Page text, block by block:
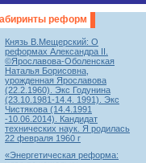
реформ
Князь В.Мещерский: О
реформах Александра II.
©Ярославова-Оболенская
Наталья Борисовна,
урожденная Ярославова
(22.2.1960). Экс Годунина
(23.10.1981-14.4. 1991). Экс
Чистякова (14.4.1991
-10.06.2014). Кандидат
технических наук. Я родилась
22 февраля 1960 г
«Энергетическая реформа: